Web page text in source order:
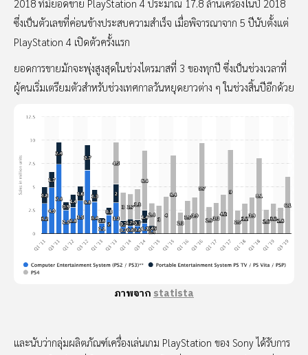
2018 ที่มียอดขาย PlayStation 4 ประมาณ 17.8 ล้านเครื่องในปี 2018
ซึ่งเป็นตัวเลขที่ค่อนข้างประสบความสำเร็จ เมื่อพิจารณาจาก 5 ปีนับตั้งแต่
PlayStation 4 เปิดตัวครั้งแรก
ยอดการขายมักจะพุ่งสูงสุดในช่วงไตรมาสที่ 3 ของทุกปี ซึ่งเป็นช่วงเวลาที่
ผู้คนเริ่มเตรียมตัวสำหรับช่วงเทศกาลวันหยุดยาวต่าง ๆ ในช่วงสิ้นปีอีกด้วย
ภาพจากstatista
และนับว่ากลุ่มผลิตภัณฑ์เครื่องเล่นเกม PlayStation ของ Sony ได้รับการ